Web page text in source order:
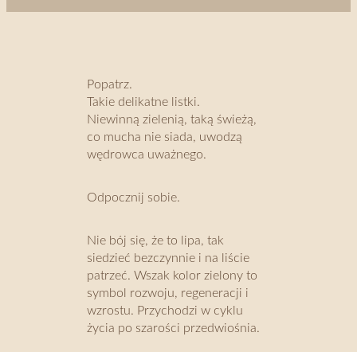
Popatrz.
Takie delikatne listki.
Niewinną zielenią, taką świeżą,
co mucha nie siada, uwodzą
wędrowca uważnego.
Odpocznij sobie.
Nie bój się, że to lipa, tak
siedzieć bezczynnie i na liście
patrzeć. Wszak kolor zielony to
symbol rozwoju, regeneracji i
wzrostu. Przychodzi w cyklu
życia po szarości przedwiośnia.